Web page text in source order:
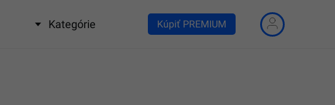
Kategórie Kúpiť PREMIUM